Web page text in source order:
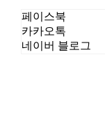
페이스북
카카오톡
네이버 블로그